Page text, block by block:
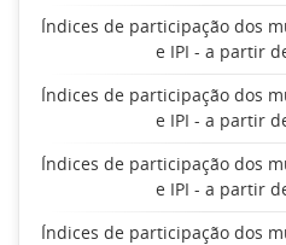
Índices de participação dos
e IPI - a partir
Índices de participação dos
e IPI - a partir
Índices de participação dos
e IPI - a partir
Índices de participação dos